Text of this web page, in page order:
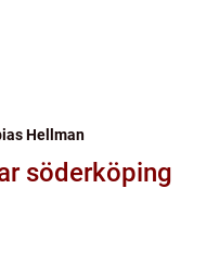
Hellman
söderköping